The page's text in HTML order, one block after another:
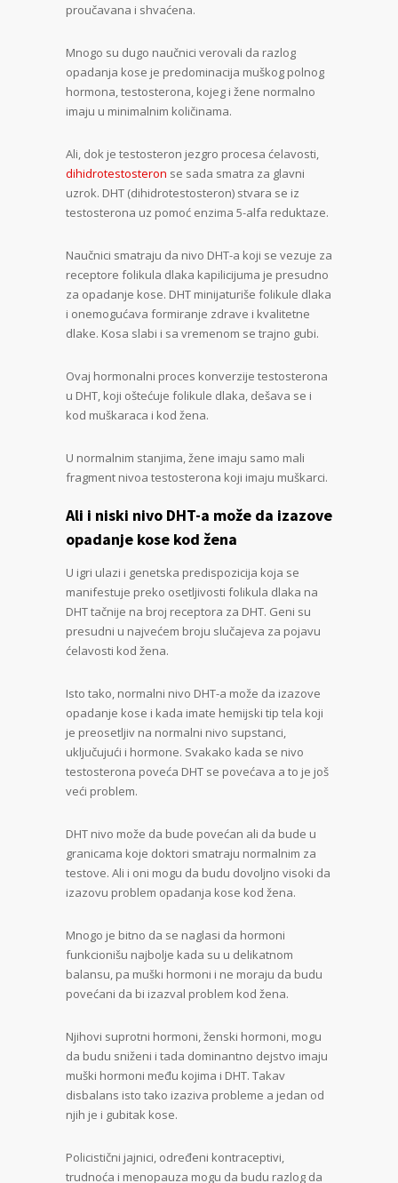
proučavana i shvaćena.
Mnogo su dugo naučnici verovali da razlog
opadanja kose je predominacija muškog polnog
hormona, testosterona, kojeg i žene normalno
imaju u minimalnim količinama.
Ali, dok je testosteron jezgro procesa ćelavosti,
dihidrotestosteron se sada smatra za glavni
uzrok. DHT (dihidrotestosteron) stvara se iz
testosterona uz pomoć enzima 5-alfa reduktaze.
Naučnici smatraju da nivo DHT-a koji se vezuje za
receptore folikula dlaka kapilicijuma je presudno
za opadanje kose. DHT minijaturiše folikule dlaka
i onemogućava formiranje zdrave i kvalitetne
dlake. Kosa slabi i sa vremenom se trajno gubi.
Ovaj hormonalni proces konverzije testosterona
u DHT, koji oštećuje folikule dlaka, dešava se i
kod muškaraca i kod žena.
U normalnim stanjima, žene imaju samo mali
fragment nivoa testosterona koji imaju muškarci.
Ali i niski nivo DHT-a može da izazove
opadanje kose kod žena
U igri ulazi i genetska predispozicija koja se
manifestuje preko osetljivosti folikula dlaka na
DHT tačnije na broj receptora za DHT. Geni su
presudni u najvećem broju slučajeva za pojavu
ćelavosti kod žena.
Isto tako, normalni nivo DHT-a može da izazove
opadanje kose i kada imate hemijski tip tela koji
je preosetljiv na normalni nivo supstanci,
uključujući i hormone. Svakako kada se nivo
testosterona poveća DHT se povećava a to je još
veći problem.
DHT nivo može da bude povećan ali da bude u
granicama koje doktori smatraju normalnim za
testove. Ali i oni mogu da budu dovoljno visoki da
izazovu problem opadanja kose kod žena.
Mnogo je bitno da se naglasi da hormoni
funkcionišu najbolje kada su u delikatnom
balansu, pa muški hormoni i ne moraju da budu
povećani da bi izazval problem kod žena.
Njihovi suprotni hormoni, ženski hormoni, mogu
da budu sniženi i tada dominantno dejstvo imaju
muški hormoni među kojima i DHT. Takav
disbalans isto tako izaziva probleme a jedan od
njih je i gubitak kose.
Policistični jajnici, određeni kontraceptivi,
trudnoća i menopauza mogu da budu razlog da